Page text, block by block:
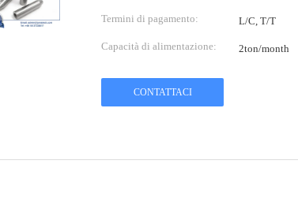
Termini di pagamento: L/C, T/T
Capacità di alimentazione: 2ton/month
CONTATTACI